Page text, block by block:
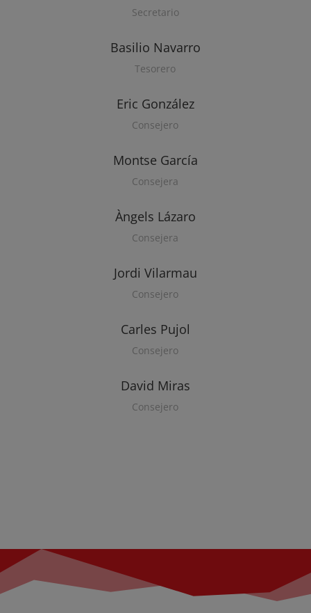
Secretario
Basilio Navarro
Tesorero
Eric González
Consejero
Montse García
Consejera
Àngels Lázaro
Consejera
Jordi Vilarmau
Consejero
Carles Pujol
Consejero
David Miras
Consejero